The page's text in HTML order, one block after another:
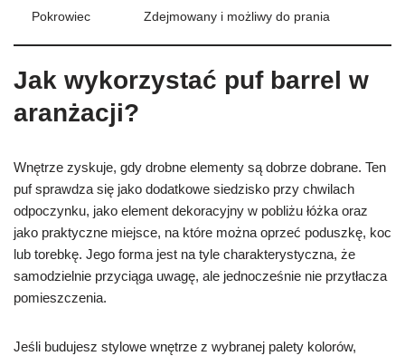
Pokrowiec Zdejmowany i możliwy do prania
Jak wykorzystać puf barrel w
aranżacji?
Wnętrze zyskuje, gdy drobne elementy są dobrze dobrane. Ten
puf sprawdza się jako dodatkowe siedzisko przy chwilach
odpoczynku, jako element dekoracyjny w pobliżu łóżka oraz
jako praktyczne miejsce, na które można oprzeć poduszkę, koc
lub torebkę. Jego forma jest na tyle charakterystyczna, że
samodzielnie przyciąga uwagę, ale jednocześnie nie przytłacza
pomieszczenia.
Jeśli budujesz stylowe wnętrze z wybranej palety kolorów,